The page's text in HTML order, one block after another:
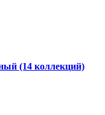
(14 коллекций)